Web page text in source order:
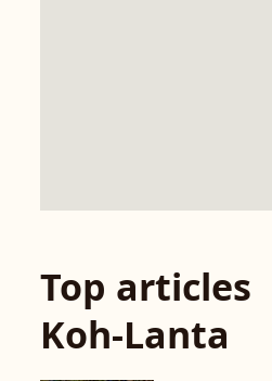
Top articles
Koh-Lanta